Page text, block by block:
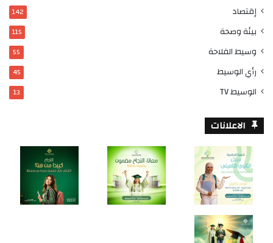
إقتصاد 142
بيئة وصحة 115
وسيط الفلاحة 55
رأي الوسيط 45
الوسيط TV 13
الاعلانات